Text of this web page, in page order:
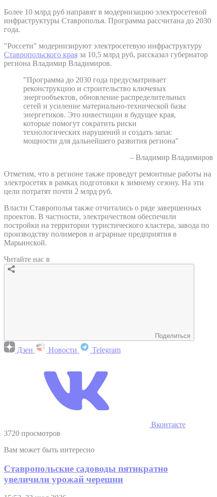
Более 10 млрд руб направят в модернизацию электросетевой
инфраструктуры Ставрополья. Программа рассчитана до 2030
года.
"Россети" модернизируют электросетевую инфраструктуру
Ставропольского края за 10,5 млрд руб, рассказал губернатор
региона Владимир Владимиров.
"Программа до 2030 года предусматривает
реконструкцию и строительство ключевых
энергообъектов, обновление распределительных
сетей и усиление материально-технической базы
энергетиков. Это инвестиции в будущее края,
которые помогут сократить риски
технологических нарушений и создать запас
мощности для дальнейшего развития региона"
– Владимир Владимиров
Отметим, что в регионе также проведут ремонтные работы на
электросетях в рамках подготовки к зимнему сезону. На эти
цели потратят почти 2 млрд руб.
Власти Ставрополья также отчитались о ряде завершенных
проектов. В частности, электричеством обеспечили
постройки на территории туристического кластера, завода по
производству полимеров и аграрные предприятия в
Марьинской.
Читайте нас в
Поделиться
Дзен Новости Telegram
Вконтакте
3720 просмотров
Вам может быть интересно
Ставропольские садоводы пятикратно
увеличили урожай черешни